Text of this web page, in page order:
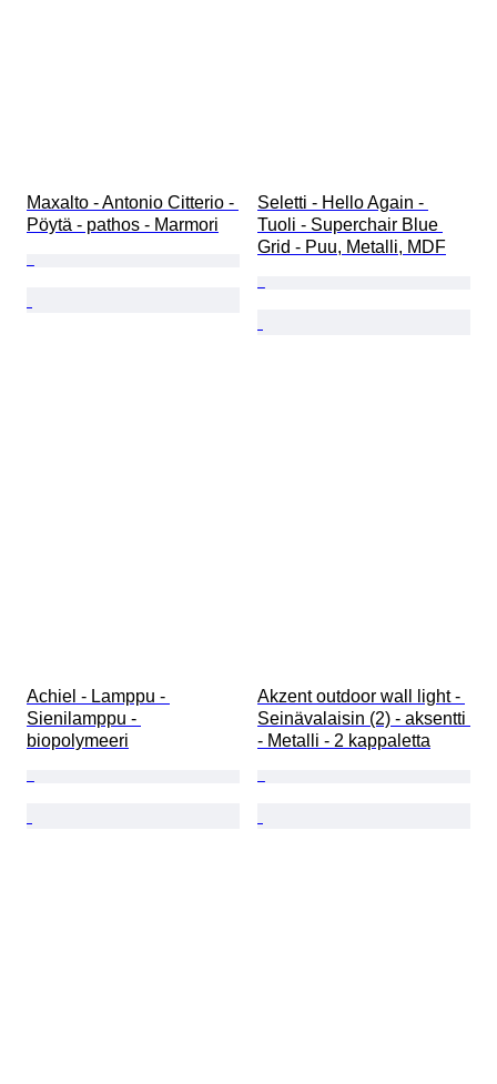
Maxalto - Antonio Citterio -
Pöytä - pathos - Marmori
Seletti - Hello Again -
Tuoli - Superchair Blue
Grid - Puu, Metalli, MDF
Achiel - Lamppu -
Sienilamppu -
biopolymeeri
Akzent outdoor wall light -
Seinävalaisin (2) - aksentti
- Metalli - 2 kappaletta